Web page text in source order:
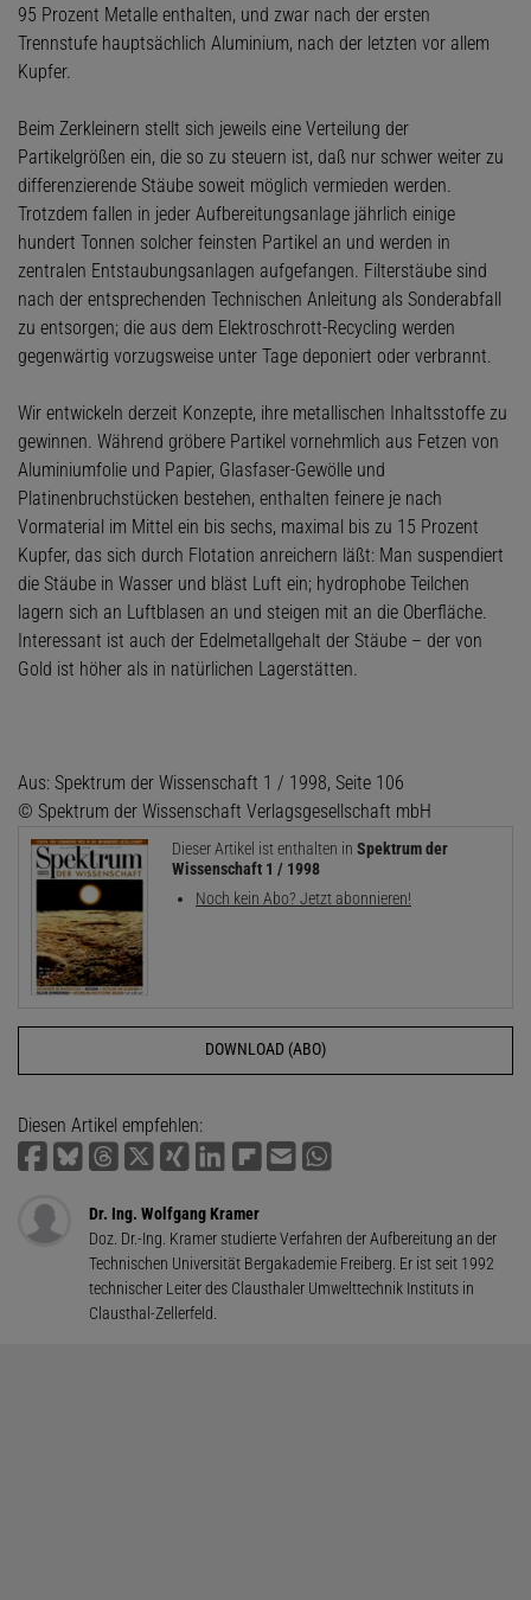
95 Prozent Metalle enthalten, und zwar nach der ersten
Trennstufe hauptsächlich Aluminium, nach der letzten vor allem
Kupfer.
Beim Zerkleinern stellt sich jeweils eine Verteilung der
Partikelgrößen ein, die so zu steuern ist, daß nur schwer weiter zu
differenzierende Stäube soweit möglich vermieden werden.
Trotzdem fallen in jeder Aufbereitungsanlage jährlich einige
hundert Tonnen solcher feinsten Partikel an und werden in
zentralen Entstaubungsanlagen aufgefangen. Filterstäube sind
nach der entsprechenden Technischen Anleitung als Sonderabfall
zu entsorgen; die aus dem Elektroschrott-Recycling werden
gegenwärtig vorzugsweise unter Tage deponiert oder verbrannt.
Wir entwickeln derzeit Konzepte, ihre metallischen Inhaltsstoffe zu
gewinnen. Während gröbere Partikel vornehmlich aus Fetzen von
Aluminiumfolie und Papier, Glasfaser-Gewölle und
Platinenbruchstücken bestehen, enthalten feinere je nach
Vormaterial im Mittel ein bis sechs, maximal bis zu 15 Prozent
Kupfer, das sich durch Flotation anreichern läßt: Man suspendiert
die Stäube in Wasser und bläst Luft ein; hydrophobe Teilchen
lagern sich an Luftblasen an und steigen mit an die Oberfläche.
Interessant ist auch der Edelmetallgehalt der Stäube – der von
Gold ist höher als in natürlichen Lagerstätten.
Aus: Spektrum der Wissenschaft 1 / 1998, Seite 106
© Spektrum der Wissenschaft Verlagsgesellschaft mbH
Dieser Artikel ist enthalten in Spektrum der
Wissenschaft 1 / 1998
Noch kein Abo? Jetzt abonnieren!
DOWNLOAD (ABO)
Diesen Artikel empfehlen:
Dr. Ing. Wolfgang Kramer
Doz. Dr.-Ing. Kramer studierte Verfahren der Aufbereitung an der
Technischen Universität Bergakademie Freiberg. Er ist seit 1992
technischer Leiter des Clausthaler Umwelttechnik Instituts in
Clausthal-Zellerfeld.